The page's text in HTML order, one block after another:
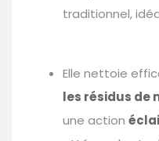
traditionnel,
Elle nettoie
les résidus de
une action